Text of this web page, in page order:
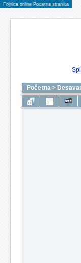
Fojnica online Pocetna stranica
Početna >